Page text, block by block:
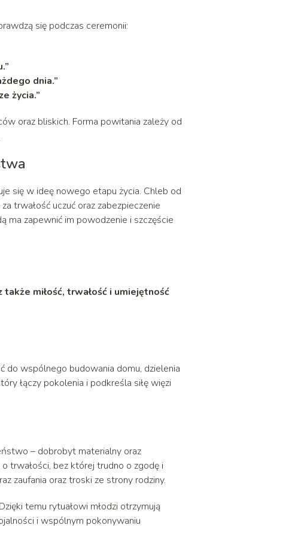
się podczas ceremonii:
dnia.”
życia.”
oraz bliskich. Forma powitania zależy od
się w ideę nowego etapu życia. Chleb od
trwałość uczuć oraz zabezpieczenie
ma zapewnić im powodzenie i szczęście
miłość, trwałość i umiejętność
wspólnego budowania domu, dzielenia
łączy pokolenia i podkreśla siłę więzi
– dobrobyt materialny oraz
trwałości, bez której trudno o zgodę i
zaufania oraz troski ze strony rodziny.
temu rytuałowi młodzi otrzymują
i wspólnym pokonywaniu